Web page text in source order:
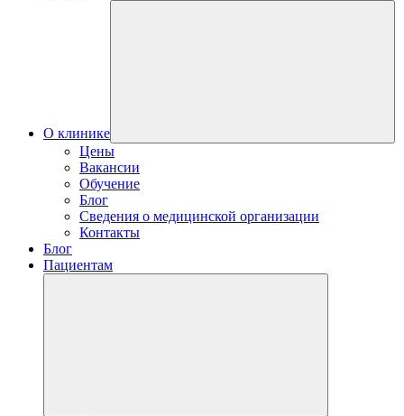
О клинике
Цены
Вакансии
Обучение
Блог
Сведения о медицинской организации
Контакты
Блог
Пациентам